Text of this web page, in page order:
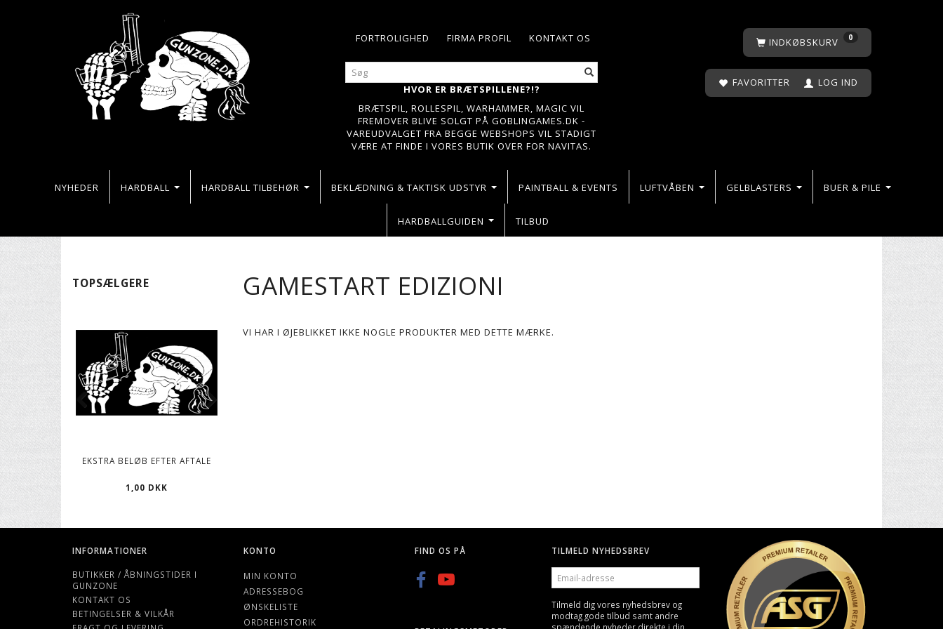
KONTAKT OS
FIRMA PROFIL
FORTROLIGHED
HVOR ER BRÆTSPILLENE?!?
BRÆTSPIL, ROLLESPIL, WARHAMMER, MAGIC VIL
FREMOVER BLIVE SOLGT PÅ GOBLINGAMES.DK -
VAREUDVALGET FRA BEGGE WEBSHOPS VIL STADIGT
VÆRE AT FINDE I VORES BUTIK OVER FOR NAVITAS.
INDKØBSKURV 0
FAVORITTER LOG IND
NYHEDER HARDBALL HARDBALL TILBEHØR BEKLÆDNING & TAKTISK UDSTYR PAINTBALL & EVENTS LUFTVÅBEN GELBLASTERS BUER & PILE
HARDBALLGUIDEN TILBUD
TOPSÆLGERE
EKSTRA BELØB EFTER AFTALE
1,00 DKK
BIO KUGLER, 0,25G -
4000 STK
129,00 DKK
GAMESTART EDIZIONI
VI HAR I ØJEBLIKKET IKKE NOGLE PRODUKTER MED DETTE MÆRKE.
INFORMATIONER
BUTIKKER / ÅBNINGSTIDER I
GUNZONE
KONTAKT OS
BETINGELSER & VILKÅR
KONTO
MIN KONTO
ADRESSEBOG
ØNSKELISTE
ORDREHISTORIK
FIND OS PÅ
TILMELD NYHEDSBREV
EMAIL-
ADRESSE
Tilmeld dig vores nyhedsbrev og
modtag gode tilbud samt andre